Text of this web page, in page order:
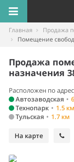
Главная
Продажа
Помещение
Продажа
назначения
Расположен по
Автозаводская •
Технопарк • 1.5 км
Тульская • 1.7 км
На карте